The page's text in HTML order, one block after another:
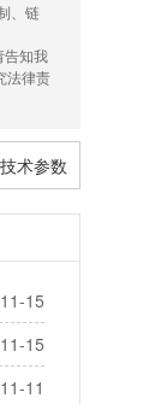
、链
告知我
法律责
术参数
15
15
11